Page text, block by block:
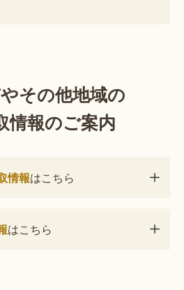
その他地域の
情報のご案内
情報はこちら
はこちら